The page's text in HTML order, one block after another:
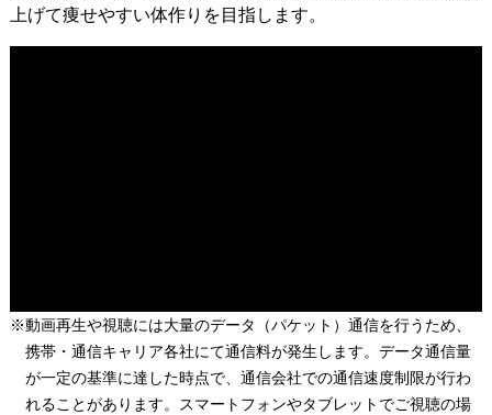
上げて痩せやすい体作りを目指します。
※動画再生や視聴には大量のデータ（パケット）通信を行うため、
携帯・通信キャリア各社にて通信料が発生します。データ通信量
が一定の基準に達した時点で、通信会社での通信速度制限が行わ
れることがあります。スマートフォンやタブレットでご視聴の場